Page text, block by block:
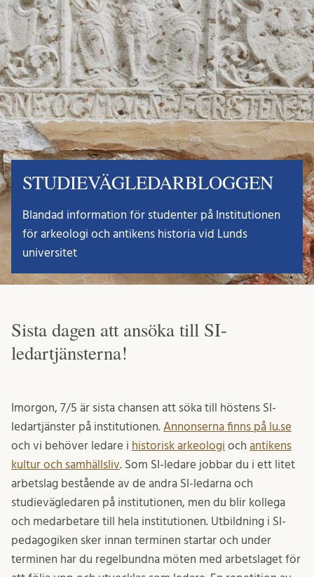
STUDIEVÄGLEDARBLOGGEN
Blandad information för studenter på Institutionen
för arkeologi och antikens historia vid Lunds
universitet
Sista dagen att ansöka till SI-
ledartjänsterna!
Imorgon, 7/5 är sista chansen att söka till höstens SI-
ledartjänster på institutionen. Annonserna finns på lu.se
och vi behöver ledare i historisk arkeologi och antikens
kultur och samhällsliv. Som SI-ledare jobbar du i ett litet
arbetslag bestående av de andra SI-ledarna och
studievägledaren på institutionen, men du blir kollega
och medarbetare till hela institutionen. Utbildning i SI-
pedagogiken sker innan terminen startar och under
terminen har du regelbundna möten med arbetslaget för